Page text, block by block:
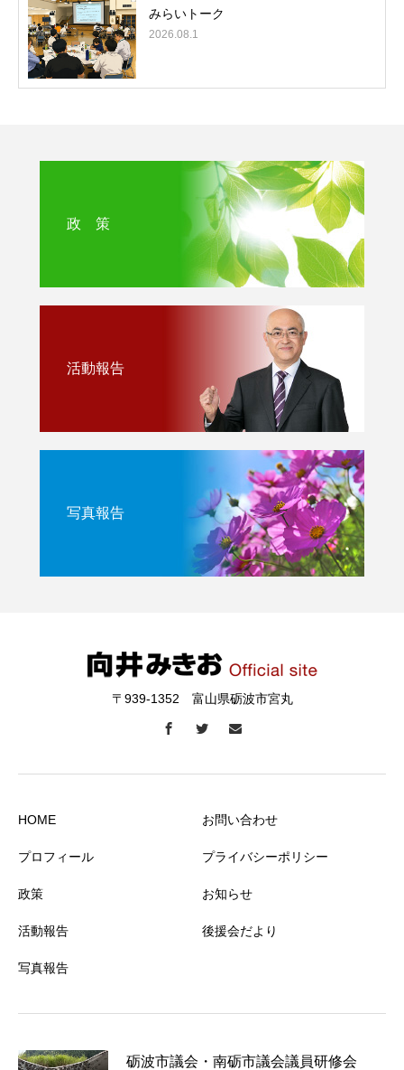
みらいトーク
2026.08.1
政 策
活動報告
写真報告
〒939-1352 富山県砺波市宮丸
HOME
プロフィール
政策
活動報告
写真報告
お問い合わせ
プライバシーポリシー
お知らせ
後援会だより
砺波市議会・南砺市議会議員研修会